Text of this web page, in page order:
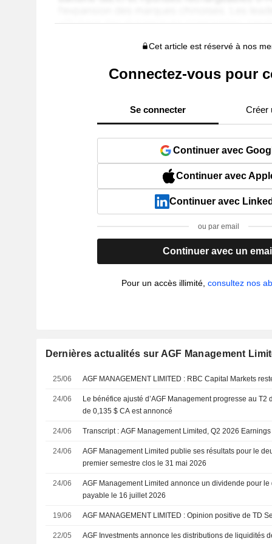
Cet article est réservé à nos
Connectez-vous pour
Se connecter Créer
Continuer avec
Continuer avec
Continuer avec
ou par email
Continuer avec un email
Pour un accès illimité,consultez nos
Dernières actualités sur AGF Management
25/06 AGF MANAGEMENT LIMITED : RBC Capital
24/06
Le bénéfice ajusté d’AGF Management progresse au T2
de 0,135 $ CA est annoncé
24/06 Transcript : AGF Management Limited, Q2 2026
24/06
AGF Management Limited publie ses résultats pour le
premier semestre clos le 31 mai 2026
24/06
AGF Management Limited annonce un dividende pour
payable le 16 juillet 2026
19/06 AGF MANAGEMENT LIMITED : Opinion positive
22/05 AGF Investments annonce les distributions de liquidités